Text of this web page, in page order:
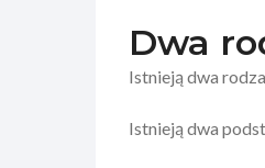
Dwa
Istnieją dwa
Istnieją dwa